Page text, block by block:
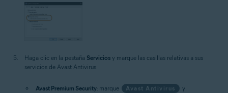
Haga clic en la pestaña Servicios y marque las casillas relativas a sus
servicios de Avast Antivirus:
Avast Premium Security: marque Avast Antivirus
y